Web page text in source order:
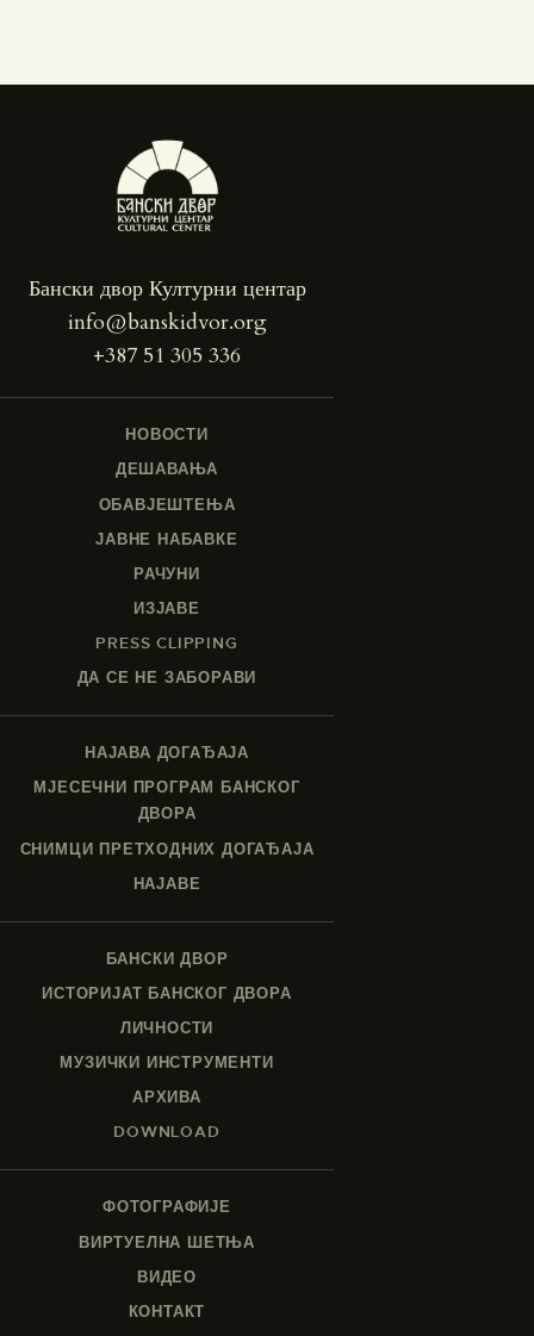
Бански двор Културни центар
info@banskidvor.org
+387 51 305 336
НОВОСТИ
ДЕШАВАЊА
ОБАВЈЕШТЕЊА
ЈАВНЕ НАБАВКЕ
РАЧУНИ
ИЗЈАВЕ
PRESS CLIPPING
ДА СЕ НЕ ЗАБОРАВИ
НАЈАВА ДОГАЂАЈА
МЈЕСЕЧНИ ПРОГРАМ БАНСКОГ
ДВОРА
СНИМЦИ ПРЕТХОДНИХ ДОГАЂАЈА
НАЈАВЕ
БАНСКИ ДВОР
ИСТОРИЈАТ БАНСКОГ ДВОРА
ЛИЧНОСТИ
МУЗИЧКИ ИНСТРУМЕНТИ
АРХИВА
DOWNLOAD
ФОТОГРАФИЈЕ
ВИРТУЕЛНА ШЕТЊА
ВИДЕО
КОНТАКТ